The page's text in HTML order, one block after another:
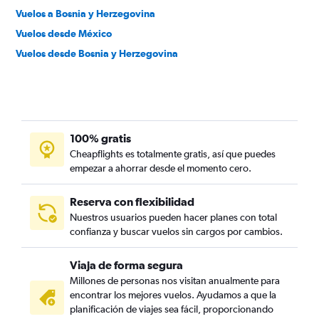
Vuelos a Bosnia y Herzegovina
Vuelos desde México
Vuelos desde Bosnia y Herzegovina
100% gratis
Cheapflights es totalmente gratis, así que puedes
empezar a ahorrar desde el momento cero.
Reserva con flexibilidad
Nuestros usuarios pueden hacer planes con total
confianza y buscar vuelos sin cargos por cambios.
Viaja de forma segura
Millones de personas nos visitan anualmente para
encontrar los mejores vuelos. Ayudamos a que la
planificación de viajes sea fácil, proporcionando